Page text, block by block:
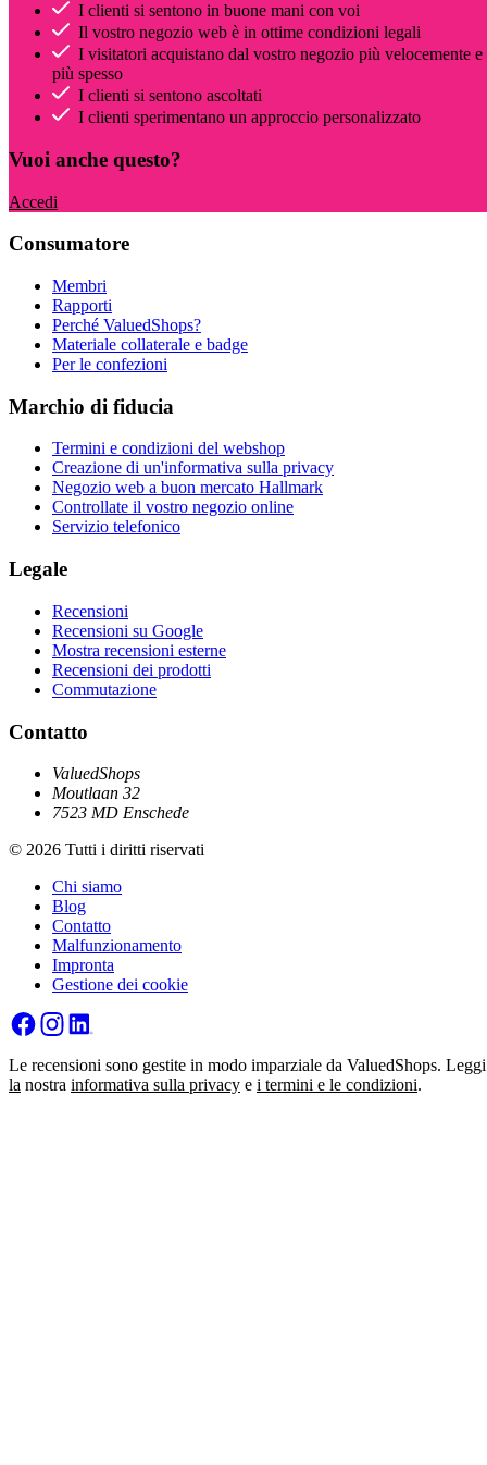
I clienti si sentono in buone mani con voi
Il vostro negozio web è in ottime condizioni legali
I visitatori acquistano dal vostro negozio più velocemente e
più spesso
I clienti si sentono ascoltati
I clienti sperimentano un approccio personalizzato
Vuoi anche questo?
Accedi
Consumatore
Membri
Rapporti
Perché ValuedShops?
Materiale collaterale e badge
Per le confezioni
Marchio di fiducia
Termini e condizioni del webshop
Creazione di un'informativa sulla privacy
Negozio web a buon mercato Hallmark
Controllate il vostro negozio online
Servizio telefonico
Legale
Recensioni
Recensioni su Google
Mostra recensioni esterne
Recensioni dei prodotti
Commutazione
Contatto
ValuedShops
Moutlaan 32
7523 MD Enschede
© 2026 Tutti i diritti riservati
Chi siamo
Blog
Contatto
Malfunzionamento
Impronta
Gestione dei cookie
Le recensioni sono gestite in modo imparziale da ValuedShops. Leggi
la nostra informativa sulla privacy e i termini e le condizioni.